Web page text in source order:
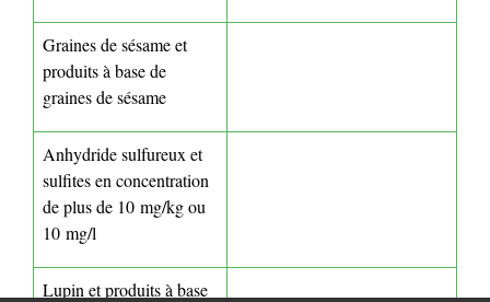
Graines de sésame et
produits à base de
graines de sésame
Anhydride sulfureux et
sulfites en concentration
de plus de 10 mg/kg ou
10 mg/l
Lupin et produits à base